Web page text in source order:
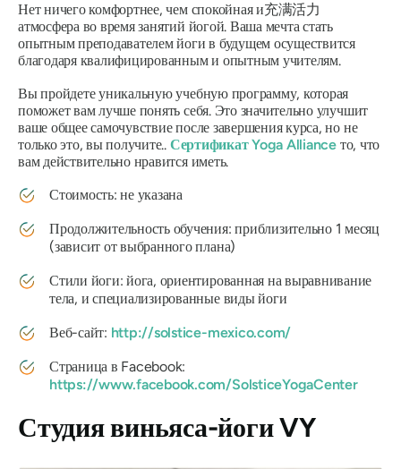
Нет ничего комфортнее, чем спокойная и充满活力
атмосфера во время занятий йогой. Ваша мечта стать
опытным преподавателем йоги в будущем осуществится
благодаря квалифицированным и опытным учителям.
Вы пройдете уникальную учебную программу, которая
поможет вам лучше понять себя. Это значительно улучшит
ваше общее самочувствие после завершения курса, но не
только это, вы получите.. Сертификат Yoga Alliance то, что
вам действительно нравится иметь.
Стоимость: не указана
Продолжительность обучения: приблизительно 1 месяц
(зависит от выбранного плана)
Стили йоги: йога, ориентированная на выравнивание
тела, и специализированные виды йоги
Веб-сайт: http://solstice-mexico.com/
Страница в Facebook:
https://www.facebook.com/SolsticeYogaCenter
Студия виньяса-йоги VY